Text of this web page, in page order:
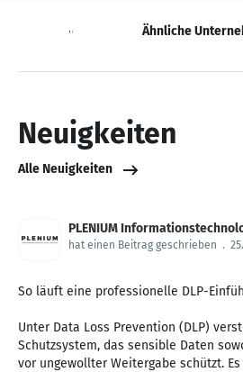
Neuigkeiten Ähnliche
Neuigkeiten
Alle Neuigkeiten
PLENIUM
hat einen Beitrag geschrieben .
So läuft eine professionelle DLP-
Unter Data Loss Prevention (DLP)
Schutzsystem, das sensible Daten
vor ungewollter Weitergabe schützt.